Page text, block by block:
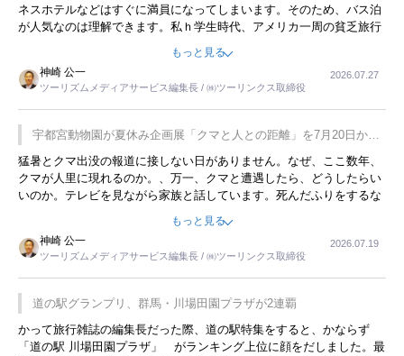
ネスホテルなどはすぐに満員になってしまいます。そのため、バス泊
が人気なのは理解できます。私ｈ学生時代、アメリカ一周の貧乏旅行
をした時は、移動はグレイハウンドバスでした。夕方から夜の便を利
用してホテル代を浮かせていました。ただし、若いからできたことで
す。若い人が夜行バスで京都に行った、青森に行ったと聞くと、疲れ
が残らないのかなと思ってしまいます。
もっと見る
神崎 公一
ツーリズムメディアサービス編集長 / ㈱ツーリンクス取締役
2026.07.27
宇都宮動物園が夏休み企画展「クマと人との距離」を7月20日から
開催
猛暑とクマ出没の報道に接しない日がありません。なぜ、ここ数年、
クマが人里に現れるのか。、万一、クマと遭遇したら、どうしたらい
いのか。テレビを見ながら家族と話しています。死んだふりをするな
んてことは、冗談でもいえません。そんな中で、この企画展はタイム
もっと見る
神崎 公一
ツーリズムメディアサービス編集長 / ㈱ツーリンクス取締役
2026.07.19
道の駅グランプリ、群馬・川場田園プラザが2連覇
かって旅行雑誌の編集長だった際、道の駅特集をすると、かならず
「道の駅 川場田園プラザ」 がランキング上位に顔をだしました。最